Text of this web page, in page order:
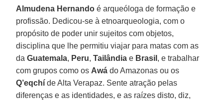
Almudena Hernando é arqueóloga de formação e
profissão. Dedicou-se à etnoarqueologia, com o
propósito de poder unir sujeitos com objetos,
disciplina que lhe permitiu viajar para matas com as
daGuatemala, Peru,Tailândia e Brasil , e trabalhar
com grupos como os Awá do Amazonas ou os
Q’eqchí de Alta Verapaz. Sente atração pelas
diferenças e as identidades, e as raízes disto, diz,